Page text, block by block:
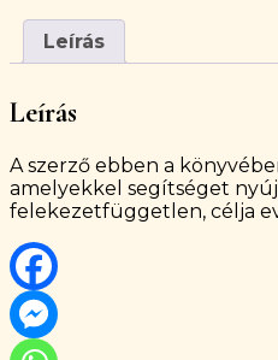
Leírás
Leírás
A szerző ebben a
amelyekkel segítséget
felekezetfüggetlen, célja